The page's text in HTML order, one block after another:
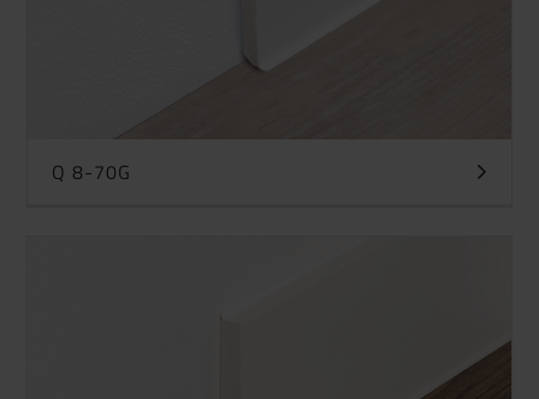
Q 8-70G